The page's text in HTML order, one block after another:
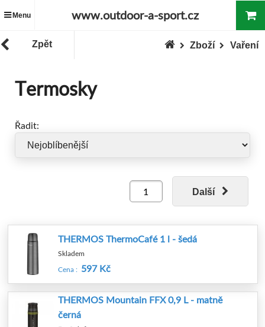
Menu www.outdoor-a-sport.cz
Zpět Vaření
Zboží
Termosky
Řadit:
Další
THERMOS ThermoCafé 1 l - šedá
Skladem
Cena : 597 Kč
THERMOS Mountain FFX 0,9 L - matně
černá